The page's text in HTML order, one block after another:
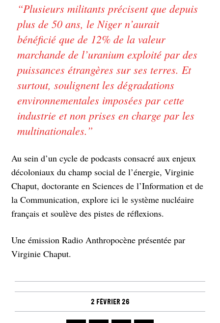
“Plusieurs militants précisent que depuis
plus de 50 ans, le Niger n’aurait
bénéficié que de 12% de la valeur
marchande de l’uranium exploité par des
puissances étrangères sur ses terres. Et
surtout, soulignent les dégradations
environnementales imposées par cette
industrie et non prises en charge par les
multinationales.”
Au sein d’un cycle de podcasts consacré aux enjeux
décoloniaux du champ social de l’énergie, Virginie
Chaput, doctorante en Sciences de l’Information et de
la Communication, explore ici le système nucléaire
français et soulève des pistes de réflexions.
Une émission Radio Anthropocène présentée par
Virginie Chaput.
2 février 26